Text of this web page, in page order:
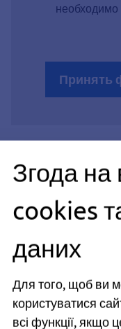
необходимо
Часті
дорожній
Які вимоги я
Як
Згода на
cookies
даних
Для того, щоб ви
користуватися
всі функції, якщо